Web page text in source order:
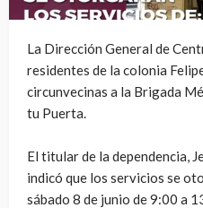
La Dirección General de
residentes de la colonia
circunvecinas a la Brigada
tu Puerta.
El titular de la dependencia,
indicó que los servicios se
sábado 8 de junio de 9:00 a